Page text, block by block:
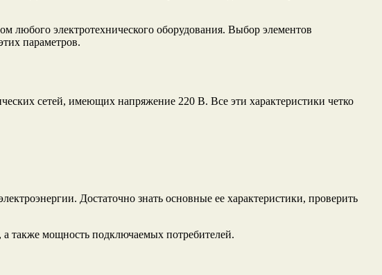
любого электротехнического оборудования. Выбор элементов
параметров.
сетей, имеющих напряжение 220 В. Все эти характеристики четко
Достаточно знать основные ее характеристики, проверить
также мощность подключаемых потребителей.